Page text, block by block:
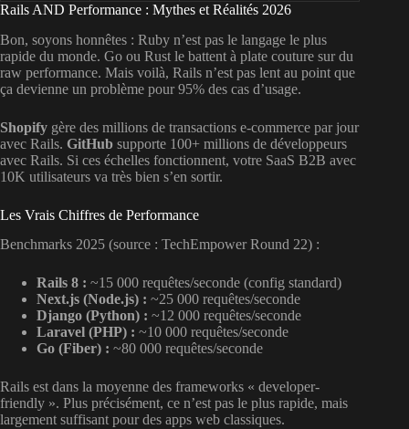
Rails AND Performance : Mythes et Réalités 2026
Bon, soyons honnêtes : Ruby n’est pas le langage le plus
rapide du monde. Go ou Rust le battent à plate couture sur du
raw performance. Mais voilà, Rails n’est pas lent au point que
ça devienne un problème pour 95% des cas d’usage.
Shopify gère des millions de transactions e-commerce par jour
avec Rails. GitHub supporte 100+ millions de développeurs
avec Rails. Si ces échelles fonctionnent, votre SaaS B2B avec
10K utilisateurs va très bien s’en sortir.
Les Vrais Chiffres de Performance
Benchmarks 2025 (source : TechEmpower Round 22) :
Rails 8 : ~15 000 requêtes/seconde (config standard)
Next.js (Node.js) : ~25 000 requêtes/seconde
Django (Python) : ~12 000 requêtes/seconde
Laravel (PHP) : ~10 000 requêtes/seconde
Go (Fiber) : ~80 000 requêtes/seconde
Rails est dans la moyenne des frameworks « developer-
friendly ». Plus précisément, ce n’est pas le plus rapide, mais
largement suffisant pour des apps web classiques.